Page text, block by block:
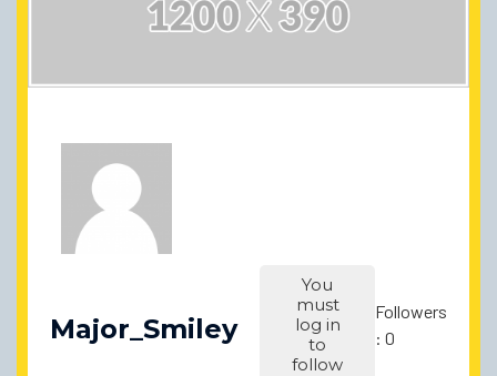
Major_Smiley
You
must
log in
to
follow
Followers
: 0